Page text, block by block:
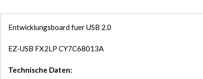
Entwicklungsboard fuer USB 2.0
EZ-USB FX2LP CY7C68013A
Technische Daten: